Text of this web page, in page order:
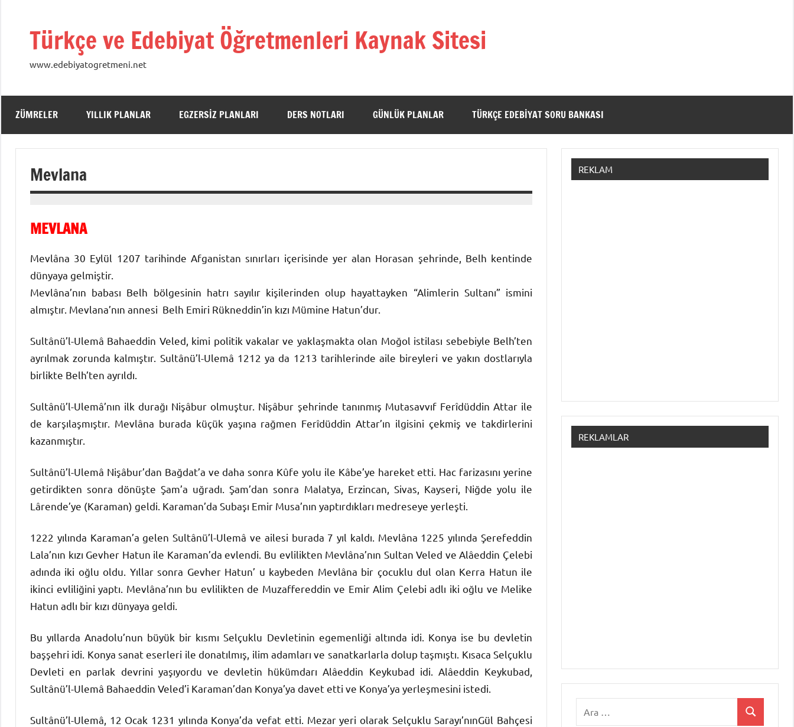
Türkçe ve Edebiyat Öğretmenleri Kaynak Sitesi
www.edebiyatogretmeni.net
ZÜMRELER YILLIK PLANLAR EGZERSIZ PLANLARI DERS NOTLARI GÜNLÜK PLANLAR TÜRKÇE EDEBIYAT SORU BANKASI
Mevlana
Şubat
2013
MEVLANA
Mevlâna 30 Eylül 1207 tarihinde Afganistan sınırları içerisinde yer alan Horasan şehrinde, Belh kentinde
dünyaya gelmiştir.
Mevlâna’nın babası Belh bölgesinin hatrı sayılır kişilerinden olup hayattayken “Alimlerin Sultanı” ismini
almıştır. Mevlana’nın annesi Belh Emiri Rükneddin’in kızı Mümine Hatun’dur.
Sultânü’l-Ulemâ Bahaeddin Veled, kimi politik vakalar ve yaklaşmakta olan Moğol istilası sebebiyle Belh’ten
ayrılmak zorunda kalmıştır. Sultânü’l-Ulemâ 1212 ya da 1213 tarihlerinde aile bireyleri ve yakın dostlarıyla
birlikte Belh’ten ayrıldı.
Sultânü’l-Ulemâ’nın ilk durağı Nişâbur olmuştur. Nişâbur şehrinde tanınmış Mutasavvıf Ferîdüddin Attar ile
de karşılaşmıştır. Mevlâna burada küçük yaşına rağmen Ferîdüddin Attar’ın ilgisini çekmiş ve takdirlerini
kazanmıştır.
Sultânü’l-Ulemâ Nişâbur’dan Bağdat’a ve daha sonra Kûfe yolu ile Kâbe’ye hareket etti. Hac farizasını yerine
getirdikten sonra dönüşte Şam’a uğradı. Şam’dan sonra Malatya, Erzincan, Sivas, Kayseri, Niğde yolu ile
Lârende’ye (Karaman) geldi. Karaman’da Subaşı Emir Musa’nın yaptırdıkları medreseye yerleşti.
1222 yılında Karaman’a gelen Sultânü’l-Ulemâ ve ailesi burada 7 yıl kaldı. Mevlâna 1225 yılında Şerefeddin
Lala’nın kızı Gevher Hatun ile Karaman’da evlendi. Bu evlilikten Mevlâna’nın Sultan Veled ve Alâeddin Çelebi
adında iki oğlu oldu. Yıllar sonra Gevher Hatun’ u kaybeden Mevlâna bir çocuklu dul olan Kerra Hatun ile
ikinci evliliğini yaptı. Mevlâna’nın bu evlilikten de Muzaffereddin ve Emir Alim Çelebi adlı iki oğlu ve Melike
Hatun adlı bir kızı dünyaya geldi.
Bu yıllarda Anadolu’nun büyük bir kısmı Selçuklu Devletinin egemenliği altında idi. Konya ise bu devletin
başşehri idi. Konya sanat eserleri ile donatılmış, ilim adamları ve sanatkarlarla dolup taşmıştı. Kısaca Selçuklu
Devleti en parlak devrini yaşıyordu ve devletin hükümdarı Alâeddin Keykubad idi. Alâeddin Keykubad,
Sultânü’l-Ulemâ Bahaeddin Veled’i Karaman’dan Konya’ya davet etti ve Konya’ya yerleşmesini istedi.
Sultânü’l-Ulemâ, 12 Ocak 1231 yılında Konya’da vefat etti. Mezar yeri olarak Selçuklu Sarayı’nınGül Bahçesi
REKLAM
REKLAMLAR
Ara